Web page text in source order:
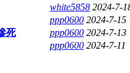
white5858 2024-7-
ppp0600 2024-7-15
死
ppp0600 2024-7-13
ppp0600 2024-7-11